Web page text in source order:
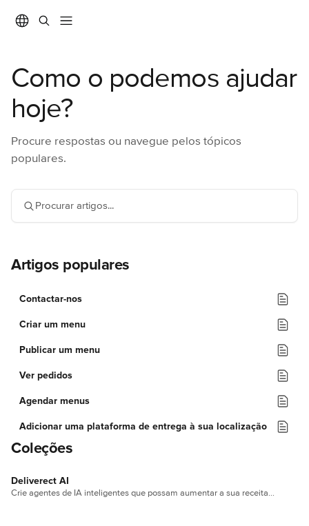
Como o podemos ajudar
hoje?
Procure respostas ou navegue pelos tópicos
populares.
Procurar artigos...
Artigos populares
Contactar-nos
Criar um menu
Publicar um menu
Ver pedidos
Agendar menus
Adicionar uma plataforma de entrega à sua localização
Coleções
Deliverect AI
Crie agentes de IA inteligentes que possam aumentar a sua receita e corrigir problemas.